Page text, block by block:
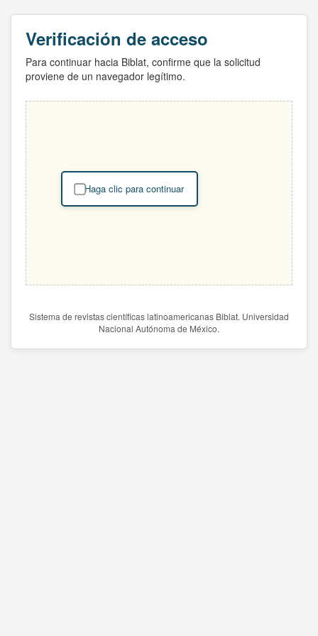
Verificación de acceso
Para continuar hacia Biblat, confirme que la solicitud
proviene de un navegador legítimo.
Haga clic para continuar
Sistema de revistas científicas latinoamericanas Biblat. Universidad
Nacional Autónoma de México.